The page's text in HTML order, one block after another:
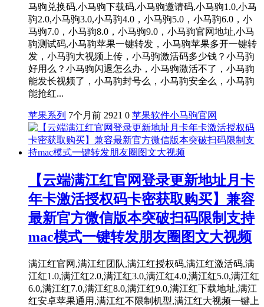
马驹兑换码,小马驹下载码,小马驹邀请码,小马驹1.0,小马
驹2.0,小马驹3.0,小马驹4.0，小马驹5.0，小马驹6.0，小
马驹7.0，小马驹8.0，小马驹9.0，小马驹官网地址,小马
驹测试码,小马驹苹果一键转发，小马驹苹果多开一键转
发，小马驹大视频上传，小马驹激活码多少钱？小马驹
好用么？小马驹闪退怎么办，小马驹激活不了，小马驹
能发长视频了，小马驹封号么，小马驹安全么，小马驹
能抢红...
苹果系列 7个月前 2921 0 苹果软件小马驹官网
【云端满江红官网登录更新地址月卡
年卡激活授权码卡密获取购买】兼容
最新官方微信版本突破扫码限制支持
mac模式一键转发朋友圈图文大视频
满江红官网,满江红团队,满江红授权码,满江红激活码,满
江红1.0,满江红2.0,满江红3.0,满江红4.0,满江红5.0,满江红
6.0,满江红7.0,满江红8.0,满江红9.0,满江红下载地址,满江
红安卓苹果通用,满江红不限制机型,满江红大视频一键上